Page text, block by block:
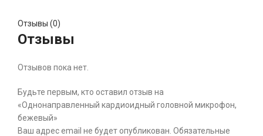
Отзывы (0)
Отзывы
Отзывов пока нет.
Будьте первым, кто оставил отзыв на
«Однонаправленный кардиоидный головной микрофон,
бежевый»
Ваш адрес email не будет опубликован. Обязательные